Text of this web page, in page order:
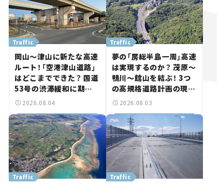
Traffic
岡山～津山に新たな高速
ルート！「空港津山道路」
はどこまでできた？ 国道
53号の渋滞緩和に期待。
岡山市側でも動きが【い
2026.08.04
Traffic
夢の「房総半島一周」高速
は実現するのか？ 茂原～
鴨川～館山を結ぶ！ 3つ
の高規格道路計画の現
状。「館山鴨川道路」で検
路計画】
2026.08.03
Traffic Traffic